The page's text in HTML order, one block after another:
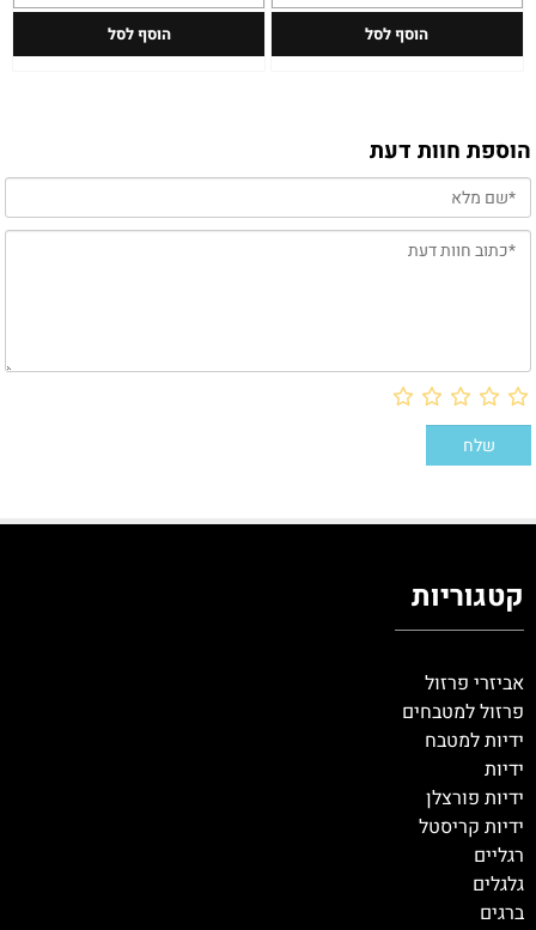
הוסף לסל הוסף לסל
הוספת חוות דעת
קטגוריות
אביזרי פרזול
פרזול למטבחים
ידיות למטבח
ידיות
ידיות פורצלן
ידיות קריסטל
רגליים
גלגלים
ברגים